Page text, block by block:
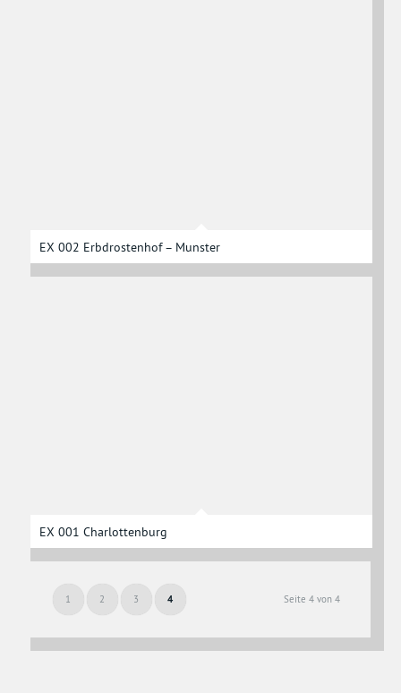
EX 002 Erbdrostenhof – Munster
EX 001 Charlottenburg
Seite 4 von 4
1 2 3 4